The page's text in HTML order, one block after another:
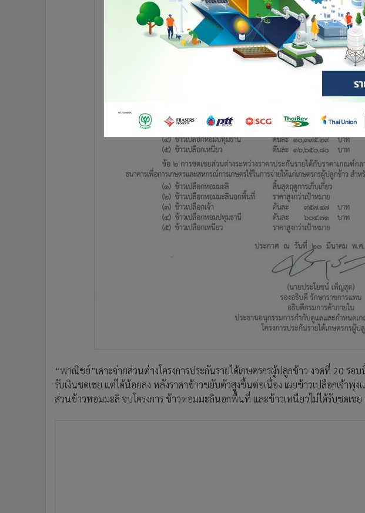
“พาณิชย์”เคาะจ่ายส่วนต่างโครงการประกันรายได้เกษตรกรผู้ปลูกข้าว งวดที่ 20 รอ
รับเงินชดเชย แต่ได้น้อยลง หลังราคาข้าวขยับตัวสูงขึ้นต่อเนื่อง เผยข้าวเปลือกเจ้า
ส่วนข้าวหอมมะลิ จบโครงการ ข้าวหอมมะลินอกพื้นที่ และข้าวเหนียวไม่ได้รับชดเชย